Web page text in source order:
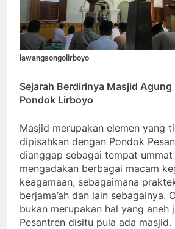
lawangsongolirboyo
Sejarah Berdirinya Masjid Agung
Pondok Lirboyo
Masjid merupakan elemen yang
dipisahkan dengan Pondok
dianggap sebagai tempat ummat
mengadakan berbagai macam
keagamaan, sebagaimana
berjama’ah dan lain sebagainya.
bukan merupakan hal yang aneh
Pesantren disitu pula ada masjid.